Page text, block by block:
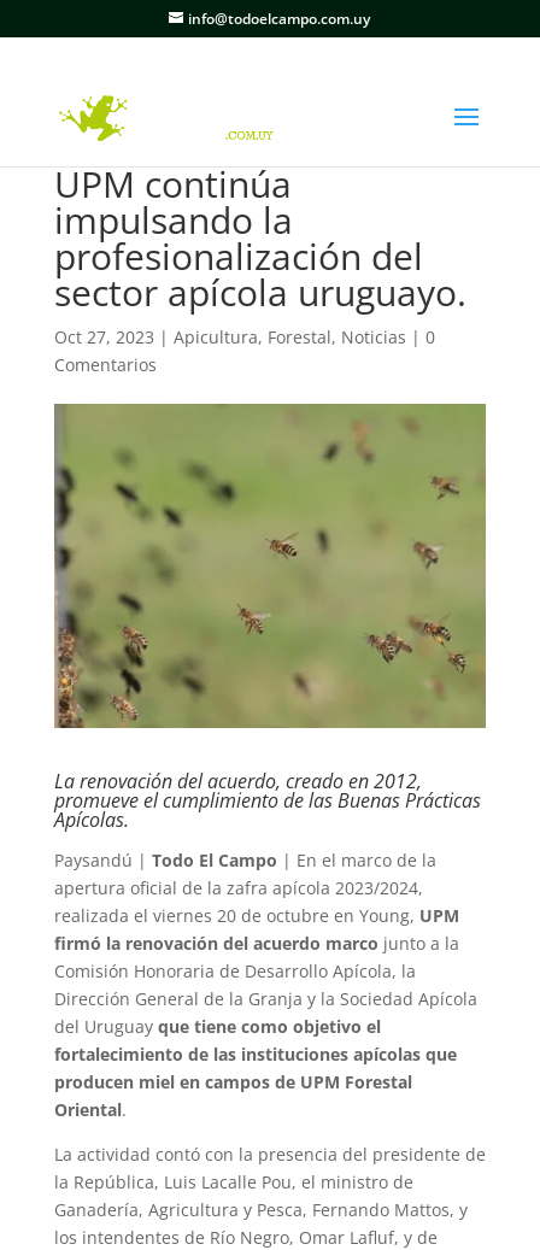
info@todoelcampo.com.uy
UPM continúa
impulsando la
profesionalización del
sector apícola uruguayo.
Oct 27, 2023 | Apicultura, Forestal, Noticias | 0
Comentarios
La renovación del acuerdo, creado en 2012,
promueve el cumplimiento de las Buenas Prácticas
Apícolas.
Paysandú | Todo El Campo | En el marco de la
apertura oficial de la zafra apícola 2023/2024,
realizada el viernes 20 de octubre en Young, UPM
firmó la renovación del acuerdo marco junto a la
Comisión Honoraria de Desarrollo Apícola, la
Dirección General de la Granja y la Sociedad Apícola
del Uruguay que tiene como objetivo el
fortalecimiento de las instituciones apícolas que
producen miel en campos de UPM Forestal
Oriental.
La actividad contó con la presencia del presidente de
la República, Luis Lacalle Pou, el ministro de
Ganadería, Agricultura y Pesca, Fernando Mattos, y
los intendentes de Río Negro, Omar Lafluf, y de